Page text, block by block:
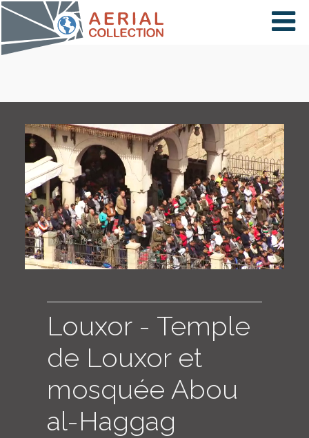
×
PAYS
CARTE
COLLECTIONS
LOGIN
Louxor - Temple
de Louxor et
mosquée Abou
al-Haggag